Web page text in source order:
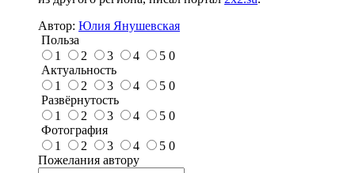
Автор: Юлия Янушевская
Польза
1
2 3 4 5 0
Актуальность
1
2 3 4 5 0
Развёрнутость
1
2 3 4 5 0
Фотография
1
2 3 4 5 0
Пожелания автору